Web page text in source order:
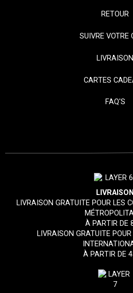
RETOUR
SUIVRE VOTRE
LIVRAISON
CARTES
FAQ'S
LIVRAISON
LIVRAISON GRATUITE POUR LES
À PARTIR DE
LIVRAISON GRATUITE
À PARTIR DE